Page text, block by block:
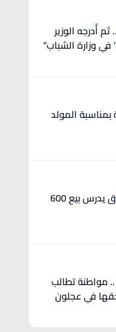
"انتصر قضائيًا بإلغاء قرار نقله .. ثم أُدرجه الوزير
وزارة الشباب"
بمناسبة المولد
قيمتها 150 مليار دولار .. العراق يدرس بيع 600
تسببت لي بمشكلة مع زوجي” .. مواطنة تطالب
في عجلون